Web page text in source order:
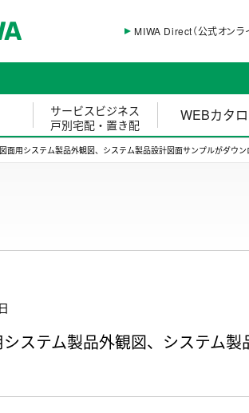
MIWA Direct（公式オンラ
サービスビジネス
戸別宅配・置き配
WEBカタ
面用システム製品外観図、システム製品設計図面サンプルがダウン
ステム製品外観図、システム